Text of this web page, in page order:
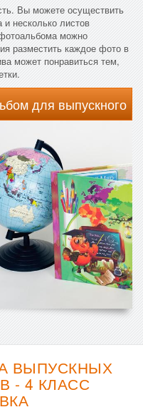
Вы можете осуществить
и несколько листов
можно
разместить каждое фото в
может понравиться тем,
для выпускного
ВЫПУСКНЫХ
- 4 КЛАСС